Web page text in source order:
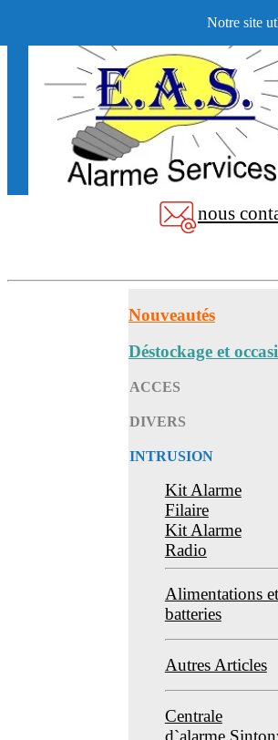
Notre site
nous
Nouveautés
Déstockage et
ACCES
DIVERS
INTRUSION
Kit Alarme
Filaire
Kit Alarme
Radio
Alimentations et
batteries
Autres Articles
Centrale
d`alarme